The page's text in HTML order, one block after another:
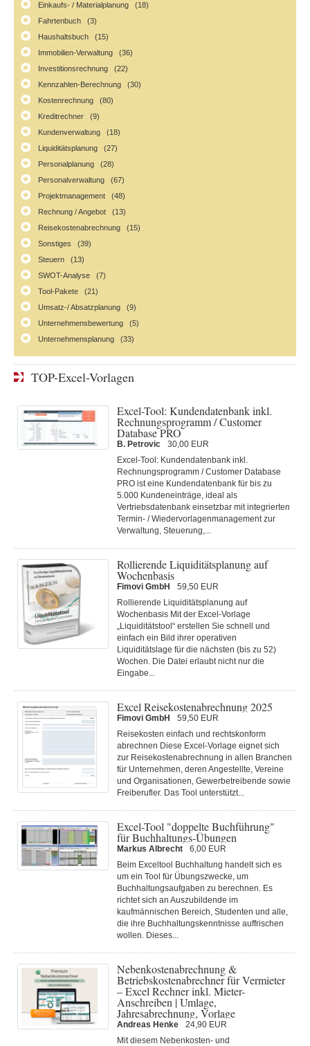
Einkaufs- / Materialplanung (18)
Fahrtenbuch (3)
Haushaltsbuch (15)
Immobilien-Verwaltung (36)
Investitionsrechnung (22)
Kennzahlen-Berechnung (30)
Kostenrechnung (80)
Kreditrechner (9)
Kundenverwaltung (18)
Liquiditätsplanung (27)
Personalplanung (28)
Personalverwaltung (67)
Projektmanagement (48)
Rechnung / Angebot (13)
Reisekostenabrechnung (15)
Sonstiges (39)
Steuern (13)
SWOT-Analyse (7)
Tool-Pakete (21)
Umsatz-/ Absatzplanung (9)
Unternehmensbewertung (5)
Unternehmensplanung (33)
TOP-Excel-Vorlagen
Excel-Tool: Kundendatenbank inkl.
Rechnungsprogramm / Customer
Database PRO
B. Petrovic
30,00 EUR
Excel-Tool: Kundendatenbank inkl.
Rechnungsprogramm / Customer Database
PRO ist eine Kundendatenbank für bis zu
5.000 Kundeneinträge, ideal als
Vertriebsdatenbank einsetzbar mit integrierten
Termin- / Wiedervorlagenmanagement zur
Verwaltung, Steuerung,...
Rollierende Liquiditätsplanung auf
Wochenbasis
Fimovi GmbH
59,50 EUR
Rollierende Liquiditätsplanung auf
Wochenbasis Mit der Excel-Vorlage
„Liquiditätstool“ erstellen Sie schnell und
einfach ein Bild ihrer operativen
Liquiditätslage für die nächsten (bis zu 52)
Wochen. Die Datei erlaubt nicht nur die
Eingabe...
Excel Reisekostenabrechnung 2025
Fimovi GmbH
59,50 EUR
Reisekosten einfach und rechtskonform
abrechnen Diese Excel-Vorlage eignet sich
zur Reisekostenabrechnung in allen Branchen
für Unternehmen, deren Angestellte, Vereine
und Organisationen, Gewerbetreibende sowie
Freiberufler. Das Tool unterstützt...
Excel-Tool "doppelte Buchführung"
für Buchhaltungs-Übungen
Markus Albrecht
6,00 EUR
Beim Exceltool Buchhaltung handelt sich es
um ein Tool für Übungszwecke, um
Buchhaltungsaufgaben zu berechnen. Es
richtet sich an Auszubildende im
kaufmännischen Bereich, Studenten und alle,
die ihre Buchhaltungskenntnisse auffrischen
wollen. Dieses...
Nebenkostenabrechnung &
Betriebskostenabrechner für Vermieter
– Excel Rechner inkl. Mieter-
Anschreiben | Umlage,
Jahresabrechnung, Vorlage
Andreas Henke
24,90 EUR
Mit diesem Nebenkosten- und